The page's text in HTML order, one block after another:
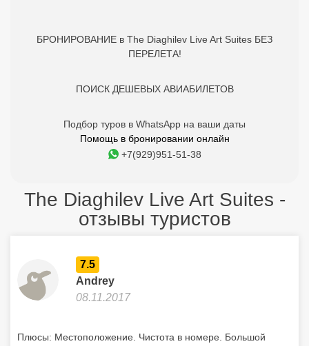
БРОНИРОВАНИЕ в The Diaghilev Live Art Suites БЕЗ
ПЕРЕЛЕТА!
ПОИСК ДЕШЕВЫХ АВИАБИЛЕТОВ
Подбор туров в WhatsApp на ваши даты
Помощь в бронировании онлайн
+7(929)951-51-38
The Diaghilev Live Art Suites -
отзывы туристов
7.5
Andrey
08.11.2017
Плюсы: Местоположение. Чистота в номере. Большой